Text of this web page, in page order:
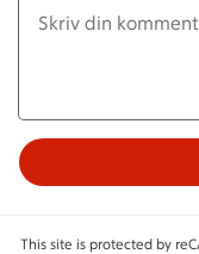
This site is protected by